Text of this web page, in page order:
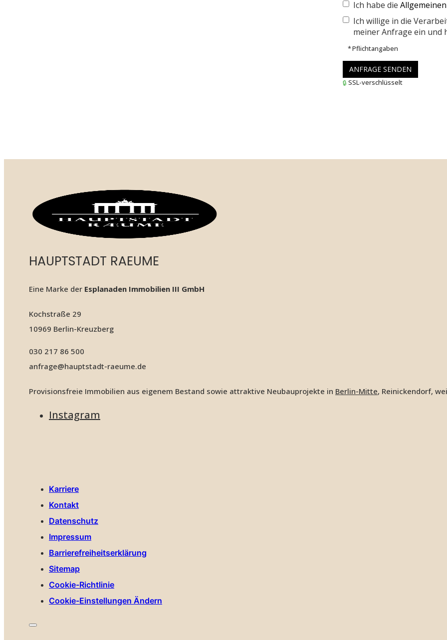
Ich habe die
Ich willige in die
meiner Anfrage ein und
* Pflichtangaben
ANFRAGE SENDEN
SSL-verschlüsselt
HAUPTSTADT RAEUME
Eine Marke der Esplanaden Immobilien III GmbH
Kochstraße 29
10969 Berlin-Kreuzberg
030 217 86 500
anfrage@hauptstadt-raeume.de
Provisionsfreie Immobilien aus eigenem Bestand sowie attraktive Neubauprojekte in Berlin-Mitte, Reinickendorf,
Instagram
Karriere
Kontakt
Datenschutz
Impressum
Barrierefreiheitserklärung
Sitemap
Cookie-Richtlinie
Cookie-Einstellungen Ändern